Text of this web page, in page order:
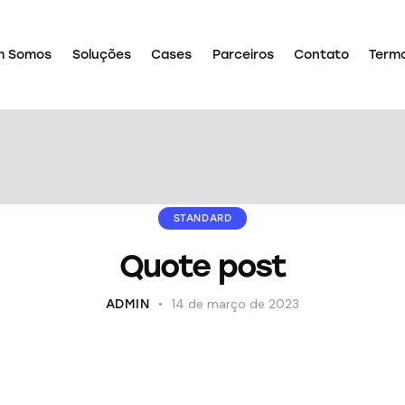
Somos Soluções Cases Parceiros Contato
STANDARD
Quote post
ADMIN 14 de março de 2023